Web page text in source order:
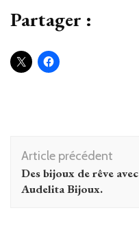
Partager :
Navigation
d'article
Article précédent
Des bijoux de rêve avec
Audelita Bijoux.